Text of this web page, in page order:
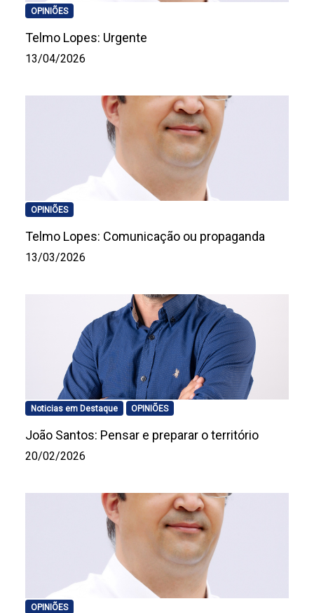
OPINIÕES
Telmo Lopes: Urgente
13/04/2026
OPINIÕES
Telmo Lopes: Comunicação ou propaganda
13/03/2026
Noticias em Destaque OPINIÕES
João Santos: Pensar e preparar o território
20/02/2026
OPINIÕES